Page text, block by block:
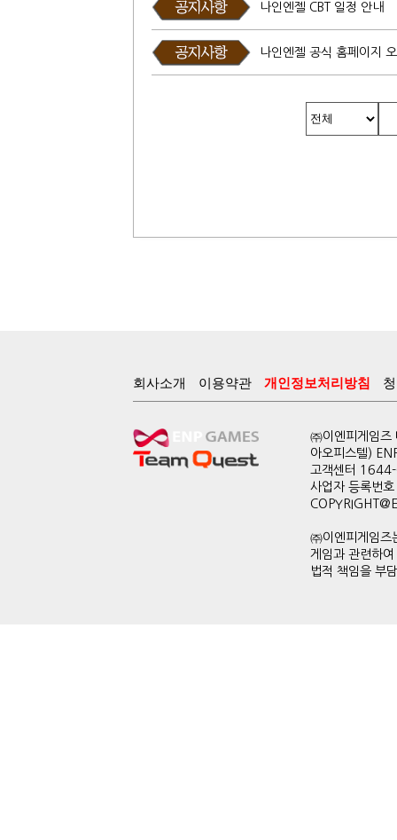
나인엔젤 CBT 일정 안내
나인엔젤 공식 홈페이지
회사소개 이용약관 개인정보처리방침
㈜이엔피게임
아오피스텔)
고객센터
사업자 등록번
㈜이엔피게임즈
게임과 관련하
법적 책임을 부